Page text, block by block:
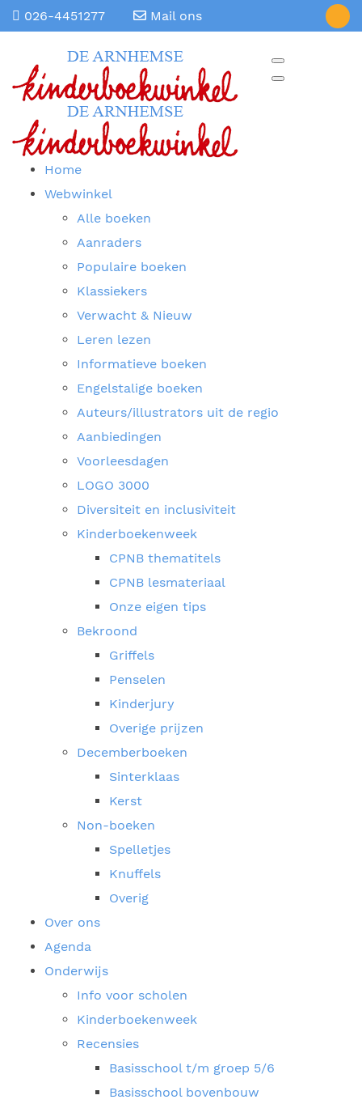
026-4451277 Mail ons
Home
Webwinkel
Alle boeken
Aanraders
Populaire boeken
Klassiekers
Verwacht & Nieuw
Leren lezen
Informatieve boeken
Engelstalige boeken
Auteurs/illustrators uit de regio
Aanbiedingen
Voorleesdagen
LOGO 3000
Diversiteit en inclusiviteit
Kinderboekenweek
CPNB thematitels
CPNB lesmateriaal
Onze eigen tips
Bekroond
Griffels
Penselen
Kinderjury
Overige prijzen
Decemberboeken
Sinterklaas
Kerst
Non-boeken
Spelletjes
Knuffels
Overig
Over ons
Agenda
Onderwijs
Info voor scholen
Kinderboekenweek
Recensies
Basisschool t/m groep 5/6
Basisschool bovenbouw